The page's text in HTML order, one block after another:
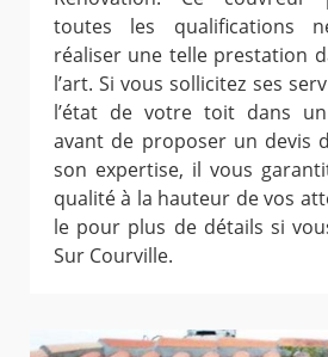
toutes les qualifications
réaliser une telle prestation
l’art. Si vous sollicitez ses
l’état de votre toit dans
avant de proposer un devis
son expertise, il vous
qualité à la hauteur de vos
le pour plus de détails si
Sur Courville.